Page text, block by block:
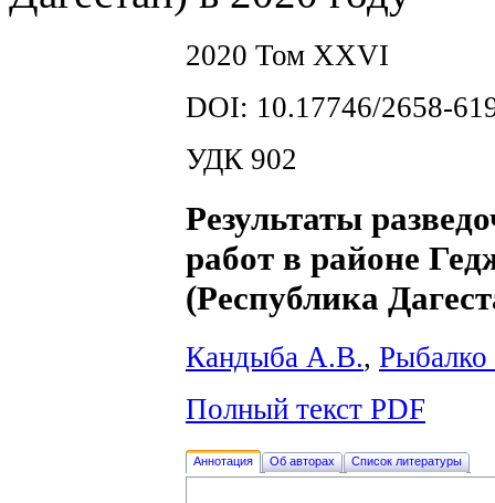
2020 Том XXVI
DOI: 10.17746/2658-
УДК 902
Результаты
работ в районе
(Республика
Кандыба А.В.,
Полный текст PDF
Аннотация Об авторах Список литературы